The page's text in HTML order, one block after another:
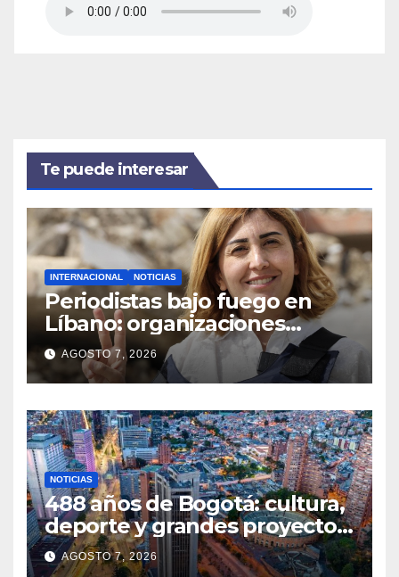
Te puede interesar
INTERNACIONAL NOTICIAS
Periodistas bajo fuego en
Líbano: organizaciones
denuncian ataques y exigen
justicia
AGOSTO 7, 2026
NOTICIAS
488 años de Bogotá: cultura,
deporte y grandes proyectos
marcan el aniversario de la
capital
AGOSTO 7, 2026